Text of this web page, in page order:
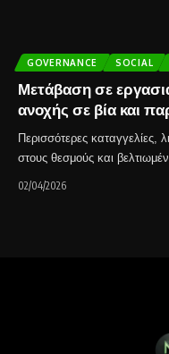
GOVERNANCE SOCIAL
Μετάβαση σε
ανοχής σε βία και
Περισσότερες καταγγελίες,
στους θεσμούς και
02/04/2026